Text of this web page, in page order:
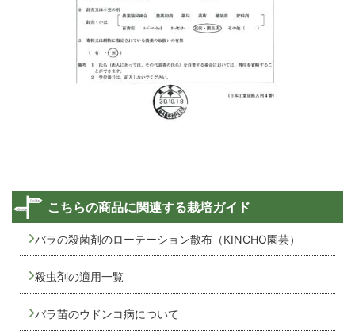
こちらの商品に関連する栽培ガイド
バラの殺菌剤のローテーション散布（KINCHO園芸）
殺虫剤の適用一覧
バラ苗のウドンコ病について